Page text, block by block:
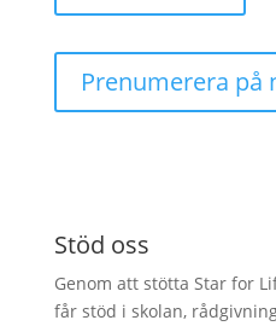
Prenumerera på
Stöd oss
Genom att stötta Star for
får stöd i skolan,